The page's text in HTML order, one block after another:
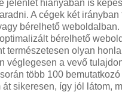
jelenlét hiányában is
A cégek két irányban
bérelhető weboldalban.
bérelhető
természetesen olyan
véglegesen a vevő
több 100
sikeresen, így jól látom,